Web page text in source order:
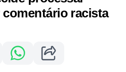
racista